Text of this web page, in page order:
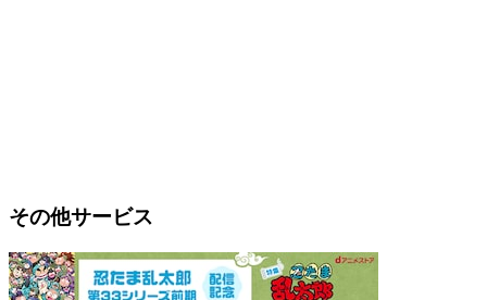
その他サービス